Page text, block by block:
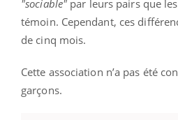
"sociable" par leurs pairs que
témoin. Cependant, ces
de cinq mois.
Cette association n’a pas été
garçons.